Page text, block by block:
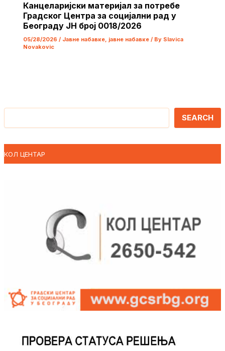
Канцеларијски материјал за потребе
Градског Центра за социјални рад у
Београду ЈН број 0018/2026
05/28/2026 / Јавне набавке, јавне набавке/ By Slavica
Novakovic
Претрага
SEARCH
КОЛ ЦЕНТАР